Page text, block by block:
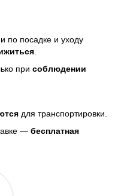
по посадке и уходу
.
при соблюдении
для транспортировки.
— бесплатная